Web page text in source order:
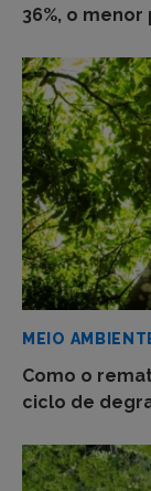
36%, o
MEIO
Como o
ciclo de